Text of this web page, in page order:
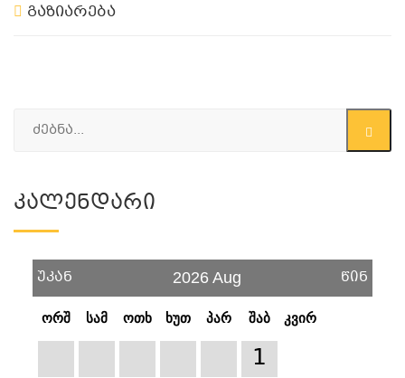
გაზიარება
Კალენდარი
უკან 2026 Aug წინ
ორშ სამ ოთხ ხუთ პარ შაბ კვირ
1